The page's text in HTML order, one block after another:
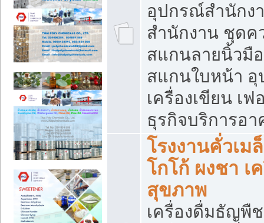
อุปกรณ์สำนักง
สำนักงาน ชุดค
สแกนลายนิ้วมื
สแกนใบหน้า
เครื่องเขียน เ
ธุรกิจบริการอ
โรงงานคั่วเม
โกโก้ ผงชา เ
สุขภาพ
เครื่องดื่มธัญพื